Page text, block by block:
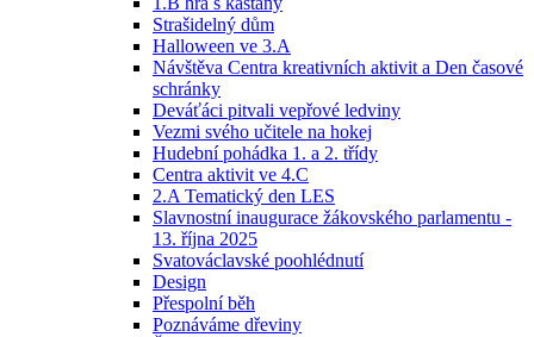
Strašidelný dům
Halloween ve 3.A
Návštěva Centra kreativních aktivit a Den časové
schránky
Deváťáci pitvali vepřové ledviny
Vezmi svého učitele na hokej
Hudební pohádka 1. a 2. třídy
Centra aktivit ve 4.C
2.A Tematický den LES
Slavnostní inaugurace žákovského parlamentu -
13. října 2025
Svatováclavské poohlédnutí
Design
Přespolní běh
Poznáváme dřeviny